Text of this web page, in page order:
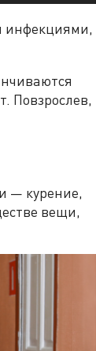
инфекциями,
Повзрослев,
— курение,
вещи,